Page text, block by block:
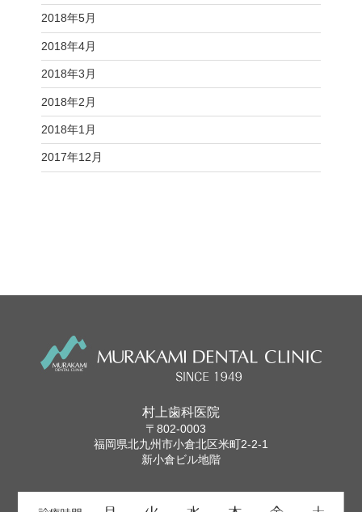
2018年5月
2018年4月
2018年3月
2018年2月
2018年1月
2017年12月
村上歯科医院
〒802-0003
福岡県北九州市小倉北区米町2-2-1
新小倉ビル地階